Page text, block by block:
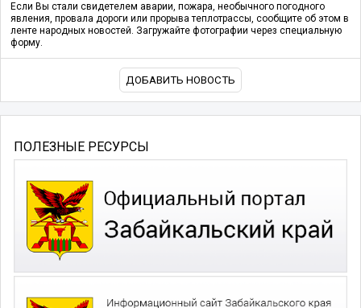
Если Вы стали свидетелем аварии, пожара, необычного погодного
явления, провала дороги или прорыва теплотрассы, сообщите об этом в
ленте народных новостей. Загружайте фотографии через специальную
форму.
ДОБАВИТЬ НОВОСТЬ
ПОЛЕЗНЫЕ РЕСУРСЫ